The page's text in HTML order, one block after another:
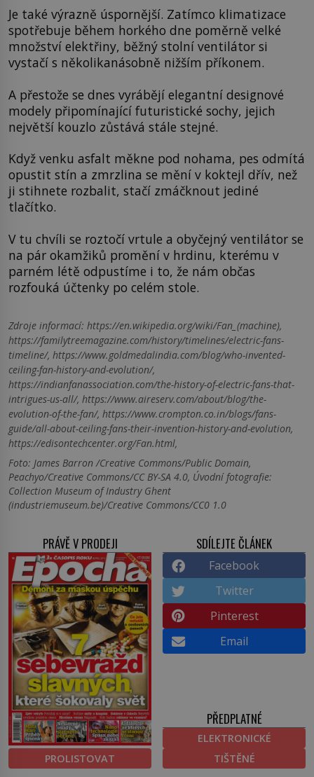
Je také výrazně úspornější. Zatímco klimatizace
spotřebuje během horkého dne poměrně velké
množství elektřiny, běžný stolní ventilátor si
vystačí s několikanásobně nižším příkonem.
A přestože se dnes vyrábějí elegantní designové
modely připomínající futuristické sochy, jejich
největší kouzlo zůstává stále stejné.
Když venku asfalt měkne pod nohama, pes odmítá
opustit stín a zmrzlina se mění v koktejl dřív, než
ji stihnete rozbalit, stačí zmáčknout jediné
tlačítko.
V tu chvíli se roztočí vrtule a obyčejný ventilátor se
na pár okamžiků promění v hrdinu, kterému v
parném létě odpustíme i to, že nám občas
rozfouká účtenky po celém stole.
Zdroje informací: https://en.wikipedia.org/wiki/Fan_(machine),
https://familytreemagazine.com/history/timelines/electric-fans-
timeline/, https://www.goldmedalindia.com/blog/who-invented-
ceiling-fan-history-and-evolution/,
https://indianfanassociation.com/the-history-of-electric-fans-that-
intrigues-us-all/, https://www.aireserv.com/about/blog/the-
evolution-of-the-fan/, https://www.crompton.co.in/blogs/fans-
guide/all-about-ceiling-fans-their-invention-history-and-evolution,
https://edisontechcenter.org/Fan.html,
Foto: James Barron /Creative Commons/Public Domain,
Peachyo/Creative Commons/CC BY-SA 4.0, Úvodní fotografie:
Collection Museum of Industry Ghent
(industriemuseum.be)/Creative Commons/CC0 1.0
PRÁVĚ V PRODEJI
PROLISTOVAT
SDÍLEJTE ČLÁNEK
Facebook
Twitter
Pinterest
Email
PŘEDPLATNÉ
ELEKTRONICKÉ
TIŠTĚNÉ